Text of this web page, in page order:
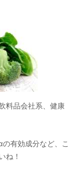
料品会社系、健康
有効成分など、こ
ね！